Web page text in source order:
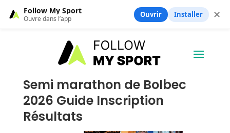
Semi marathon de Bolbec
2026 Guide Inscription
Résultats
Follow My Sport
Ouvre dans l’app Ouvrir Installer ✕